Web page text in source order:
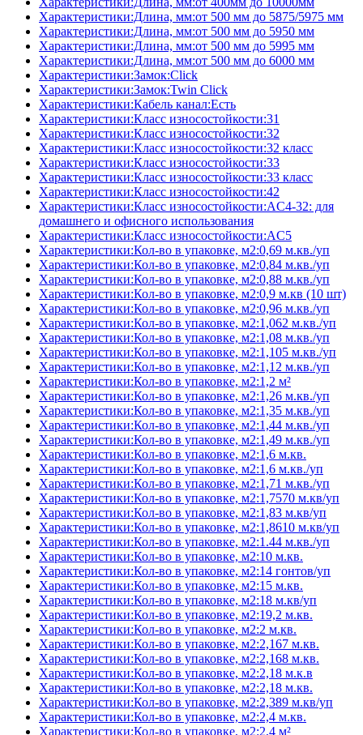
Характеристики:Длина, мм:от 500 мм до 5875/5975 мм
Характеристики:Длина, мм:от 500 мм до 5950 мм
Характеристики:Длина, мм:от 500 мм до 5995 мм
Характеристики:Длина, мм:от 500 мм до 6000 мм
Характеристики:Замок:Click
Характеристики:Замок:Twin Click
Характеристики:Кабель канал:Есть
Характеристики:Класс износостойкости:31
Характеристики:Класс износостойкости:32
Характеристики:Класс износостойкости:32 класс
Характеристики:Класс износостойкости:33
Характеристики:Класс износостойкости:33 класс
Характеристики:Класс износостойкости:42
Характеристики:Класс износостойкости:AC4-32: для
домашнего и офисного использования
Характеристики:Класс износостойкости:AC5
Характеристики:Кол-во в упаковке, м2:0,69 м.кв./уп
Характеристики:Кол-во в упаковке, м2:0,84 м.кв./уп
Характеристики:Кол-во в упаковке, м2:0,88 м.кв./уп
Характеристики:Кол-во в упаковке, м2:0,9 м.кв (10 шт)
Характеристики:Кол-во в упаковке, м2:0,96 м.кв./уп
Характеристики:Кол-во в упаковке, м2:1,062 м.кв./уп
Характеристики:Кол-во в упаковке, м2:1,08 м.кв./уп
Характеристики:Кол-во в упаковке, м2:1,105 м.кв./уп
Характеристики:Кол-во в упаковке, м2:1,12 м.кв./уп
Характеристики:Кол-во в упаковке, м2:1,2 м²
Характеристики:Кол-во в упаковке, м2:1,26 м.кв./уп
Характеристики:Кол-во в упаковке, м2:1,35 м.кв./уп
Характеристики:Кол-во в упаковке, м2:1,44 м.кв./уп
Характеристики:Кол-во в упаковке, м2:1,49 м.кв./уп
Характеристики:Кол-во в упаковке, м2:1,6 м.кв.
Характеристики:Кол-во в упаковке, м2:1,6 м.кв./уп
Характеристики:Кол-во в упаковке, м2:1,71 м.кв./уп
Характеристики:Кол-во в упаковке, м2:1,7570 м.кв/уп
Характеристики:Кол-во в упаковке, м2:1,83 м.кв/уп
Характеристики:Кол-во в упаковке, м2:1,8610 м.кв/уп
Характеристики:Кол-во в упаковке, м2:1.44 м.кв./уп
Характеристики:Кол-во в упаковке, м2:10 м.кв.
Характеристики:Кол-во в упаковке, м2:14 гонтов/уп
Характеристики:Кол-во в упаковке, м2:15 м.кв.
Характеристики:Кол-во в упаковке, м2:18 м.кв/уп
Характеристики:Кол-во в упаковке, м2:19,2 м.кв.
Характеристики:Кол-во в упаковке, м2:2 м.кв.
Характеристики:Кол-во в упаковке, м2:2,167 м.кв.
Характеристики:Кол-во в упаковке, м2:2,168 м.кв.
Характеристики:Кол-во в упаковке, м2:2,18 м.к.в
Характеристики:Кол-во в упаковке, м2:2,18 м.кв.
Характеристики:Кол-во в упаковке, м2:2,389 м.кв/уп
Характеристики:Кол-во в упаковке, м2:2,4 м.кв.
Характеристики:Кол-во в упаковке, м2:2,4 м²